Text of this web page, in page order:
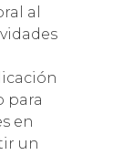
al
para
en
un